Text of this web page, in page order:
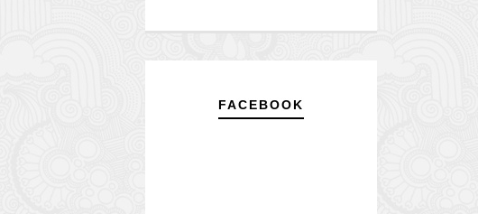
FACEBOOK